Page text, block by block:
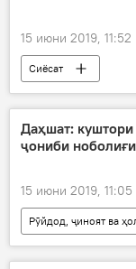
15 июни 2019, 11:52
Сиёсат
Даҳшат: куштори
ҷониби
15 июни 2019, 11:05
Рӯйдод, ҷиноят ва
Дар Тоҷикистон